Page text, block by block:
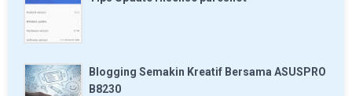
Blogging Semakin Kreatif Bersama ASUSPRO
B8230